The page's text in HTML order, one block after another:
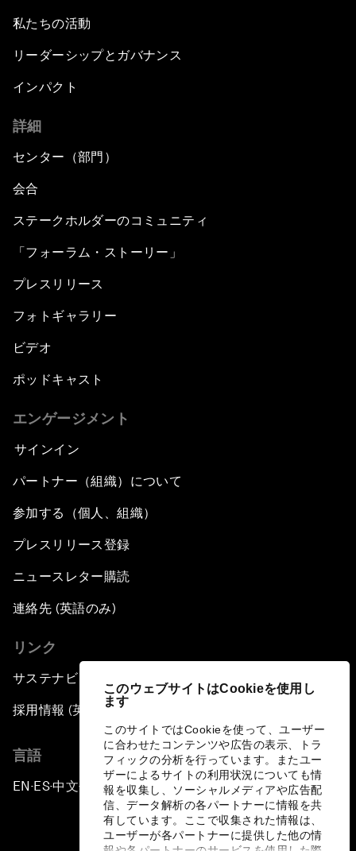
このウェブサイトはCookieを使用し
ます
このサイトではCookieを使って、ユーザー
に合わせたコンテンツや広告の表示、トラ
フィックの分析を行っています。またユー
ザーによるサイトの利用状況についても情
報を収集し、ソーシャルメディアや広告配
信、データ解析の各パートナーに情報を共
有しています。ここで収集された情報は、
ユーザーが各パートナーに提供した他の情
私たちの活動
リーダーシップとガバナンス
インパクト
詳細
センター（部門）
会合
ステークホルダーのコミュニティ
「フォーラム・ストーリー」
プレスリリース
フォトギャラリー
ビデオ
ポッドキャスト
エンゲージメント
サインイン
パートナー（組織）について
参加する（個人、組織）
プレスリリース登録
ニュースレター購読
連絡先 (英語のみ)
リンク
サステナビリティへの取り組み
採用情報 (英語のみ)
言語
EN ▪ES▪中文▪ 日本語